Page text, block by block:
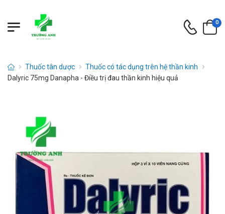
0
Thuốc tân dược
Thuốc có tác dụng trên hệ thần kinh
Dalyric 75mg Danapha - Điều trị đau thần kinh hiệu quả